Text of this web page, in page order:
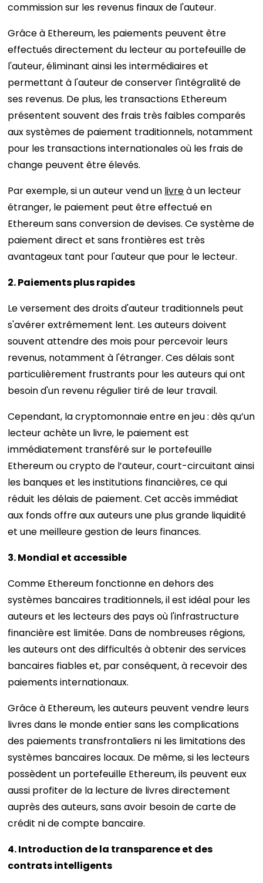
commission sur les revenus finaux de l'auteur.
Grâce à Ethereum, les paiements peuvent être
effectués directement du lecteur au portefeuille de
l'auteur, éliminant ainsi les intermédiaires et
permettant à l'auteur de conserver l'intégralité de
ses revenus. De plus, les transactions Ethereum
présentent souvent des frais très faibles comparés
aux systèmes de paiement traditionnels, notamment
pour les transactions internationales où les frais de
change peuvent être élevés.
Par exemple, si un auteur vend un livreà un lecteur
étranger, le paiement peut être effectué en
Ethereum sans conversion de devises. Ce système de
paiement direct et sans frontières est très
avantageux tant pour l'auteur que pour le lecteur.
2. Paiements plus rapides
Le versement des droits d'auteur traditionnels peut
s'avérer extrêmement lent. Les auteurs doivent
souvent attendre des mois pour percevoir leurs
revenus, notamment à l'étranger. Ces délais sont
particulièrement frustrants pour les auteurs qui ont
besoin d'un revenu régulier tiré de leur travail.
Cependant, la cryptomonnaie entre en jeu : dès qu’un
lecteur achète un livre, le paiement est
immédiatement transféré sur le portefeuille
Ethereum ou crypto de l’auteur, court-circuitant ainsi
les banques et les institutions financières, ce qui
réduit les délais de paiement. Cet accès immédiat
aux fonds offre aux auteurs une plus grande liquidité
et une meilleure gestion de leurs finances.
3. Mondial et accessible
Comme Ethereum fonctionne en dehors des
systèmes bancaires traditionnels, il est idéal pour les
auteurs et les lecteurs des pays où l'infrastructure
financière est limitée. Dans de nombreuses régions,
les auteurs ont des difficultés à obtenir des services
bancaires fiables et, par conséquent, à recevoir des
paiements internationaux.
Grâce à Ethereum, les auteurs peuvent vendre leurs
livres dans le monde entier sans les complications
des paiements transfrontaliers ni les limitations des
systèmes bancaires locaux. De même, si les lecteurs
possèdent un portefeuille Ethereum, ils peuvent eux
aussi profiter de la lecture de livres directement
auprès des auteurs, sans avoir besoin de carte de
crédit ni de compte bancaire.
4. Introduction de la transparence et des
contrats intelligents